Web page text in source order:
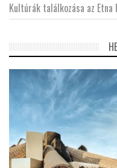
Kultúrák találkozása az Etna